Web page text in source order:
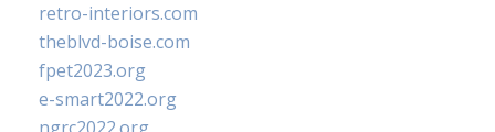
retro-interiors.com
theblvd-boise.com
fpet2023.org
e-smart2022.org